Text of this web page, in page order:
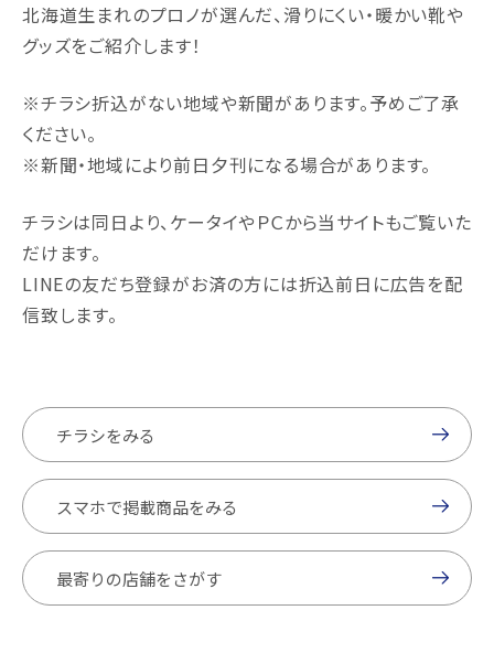
北海道生まれのプロノが選んだ、滑りにくい・暖かい靴や
グッズをご紹介します！
※チラシ折込がない地域や新聞があります。予めご了承
ください。
※新聞・地域により前日夕刊になる場合があります。
チラシは同日より、ケータイやＰＣから当サイトもご覧いた
だけます。
LINEの友だち登録がお済の方には折込前日に広告を配
信致します。
チラシをみる
スマホで掲載商品をみる
最寄りの店舗をさがす